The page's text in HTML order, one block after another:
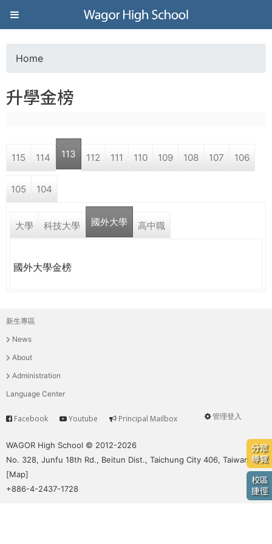
Jump to navigation
葳
格
高
學
培
養
具
國
移
動
的
世
界
公
o
a
r
e
r
e
Home
升學金榜
115 114 113 112 111 110 109 108 107 106
105 104
大學 科技大學 國外大學 高中職
國外大學金榜
分眾
導覽
校區
捷徑
主
選
單
新生專區
News
About
Administration
Language Center
User
管理登入
Service
Facebook Youtube Principal Mailbox
WAGOR High School © 2012-2026
No. 328, Junfu 18th Rd., Beitun Dist., Taichung City 406, Taiwan
[Map]
+886-4-2437-1728